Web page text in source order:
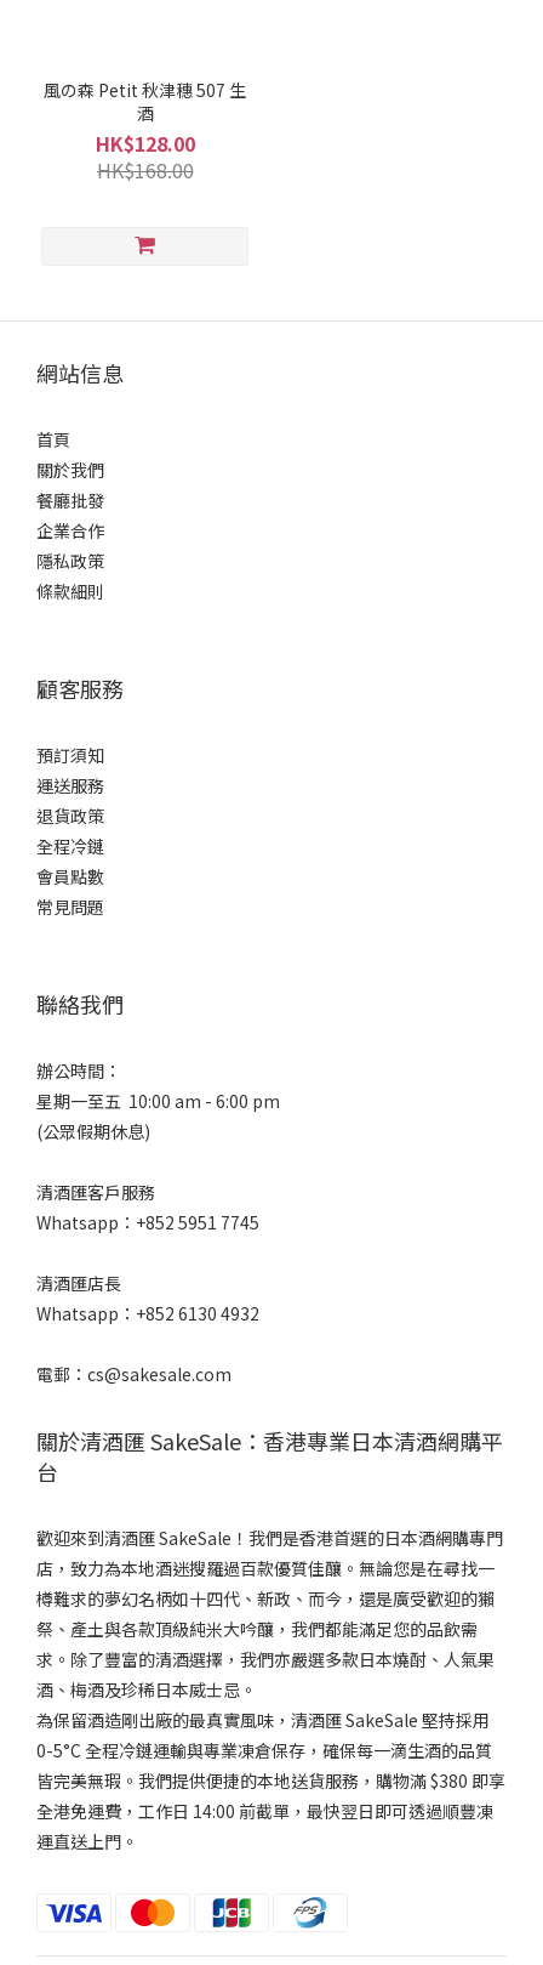
風の森 Petit 秋津穗 507 生
酒
HK$128.00
HK$168.00
網站信息
首頁
關於我們
餐廳批發
企業合作
隱私政策
條款細則
顧客服務
預訂須知
運送服務
退貨政策
全程冷鏈
會員點數
常見問題
聯絡我們
辦公時間：
星期一至五 10:00 am - 6:00 pm
(公眾假期休息)
清酒匯客戶服務
Whatsapp：+852 5951 7745
清酒匯店長
Whatsapp：+852 6130 4932
電郵：cs@sakesale.com
關於清酒匯 SakeSale：香港專業日本清酒網購平
台
歡迎來到清酒匯 SakeSale！我們是香港首選的日本酒網購專門
店，致力為本地酒迷搜羅過百款優質佳釀。無論您是在尋找一
樽難求的夢幻名柄如十四代、新政、而今，還是廣受歡迎的獺
祭、產土與各款頂級純米大吟釀，我們都能滿足您的品飲需
求。除了豐富的清酒選擇，我們亦嚴選多款日本燒酎、人氣果
酒、梅酒及珍稀日本威士忌。
為保留酒造剛出廠的最真實風味，清酒匯 SakeSale 堅持採用
0-5°C 全程冷鏈運輸與專業凍倉保存，確保每一滴生酒的品質
皆完美無瑕。我們提供便捷的本地送貨服務，購物滿 $380 即享
全港免運費，工作日 14:00 前截單，最快翌日即可透過順豐凍
運直送上門。